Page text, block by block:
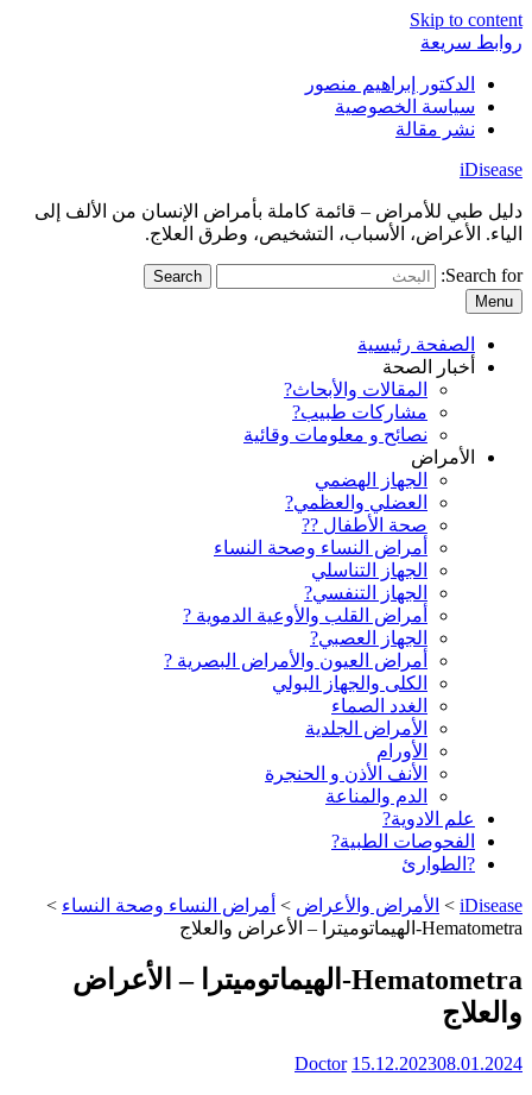
Skip to content
روابط سريعة
الدكتور إبراهيم منصور
سياسة الخصوصية
نشر مقالة
iDisease
دليل طبي للأمراض – قائمة كاملة بأمراض الإنسان من الألف إلى
الياء. الأعراض، الأسباب، التشخيص، وطرق العلاج.
Search for:
Menu
الصفحة رئيسية
أخبار الصحة
المقالات والأبحاث?
مشاركات طبيب?
نصائح و معلومات وقائية
الأمراض
الجهاز الهضمي
العضلي والعظمي?
صحة الأطفال ??
أمراض النساء وصحة النساء
الجهاز التناسلي
الجهاز التنفسي?
أمراض القلب والأوعية الدموية ?
الجهاز العصبي?
أمراض العيون والأمراض البصرية ?️
الكلى والجهاز البولي
الغدد الصماء
الأمراض الجلدية
الأورام
الأنف الأذن و الحنجرة
الدم والمناعة
علم الادوية?
الفحوصات الطبية?
?الطوارئ
iDisease
> الأمراض والأعراض > أمراض النساء وصحة النساء >
Hematometra-الهيماتوميترا – الأعراض والعلاج
Hematometra-الهيماتوميترا – الأعراض
والعلاج
15.12.202308.01.2024
Doctor